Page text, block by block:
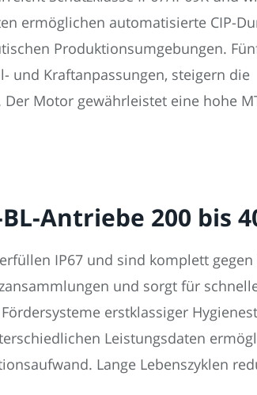
ermöglichen automatisierte CIP-
Produktionsumgebungen.
und Kraftanpassungen, steigern die
Motor gewährleistet eine hohe
Antriebe 200 bis
IP67 und sind komplett gegen
und sorgt für
erstklassiger
Leistungsdaten
Lange Lebenszyklen